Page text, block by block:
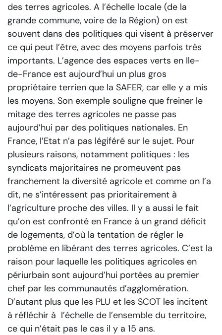
des terres agricoles. A l’échelle locale (de la
grande commune, voire de la Région) on est
souvent dans des politiques qui visent à préserver
ce qui peut l’être, avec des moyens parfois très
importants. L’agence des espaces verts en Ile-
de-France est aujourd’hui un plus gros
propriétaire terrien que la SAFER, car elle y a mis
les moyens. Son exemple souligne que freiner le
mitage des terres agricoles ne passe pas
aujourd’hui par des politiques nationales. En
France, l’Etat n’a pas légiféré sur le sujet. Pour
plusieurs raisons, notamment politiques : les
syndicats majoritaires ne promeuvent pas
franchement la diversité agricole et comme on l’a
dit, ne s’intéressent pas prioritairement à
l’agriculture proche des villes. Il y a aussi le fait
qu’on est confronté en France à un grand déficit
de logements, d’où la tentation de régler le
problème en libérant des terres agricoles. C’est la
raison pour laquelle les politiques agricoles en
périurbain sont aujourd’hui portées au premier
chef par les communautés d’agglomération.
D’autant plus que les PLU et les SCOT les incitent
à réfléchir à l’échelle de l’ensemble du territoire,
ce qui n’était pas le cas il y a 15 ans.